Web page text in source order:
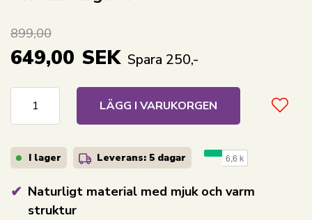
Naturligt material med mjuk och varm
struktur
899,00
649,00 SEK Spara 250,-
LÄGG I VARUKORGEN
I lager Leverans: 5 dagar